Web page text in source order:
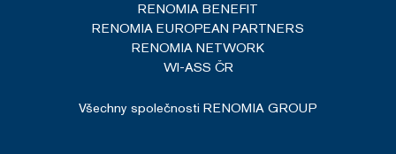
RENOMIA BENEFIT
RENOMIA EUROPEAN PARTNERS
RENOMIA NETWORK
WI-ASS ČR
Všechny společnosti RENOMIA GROUP
Google Privacy Policy